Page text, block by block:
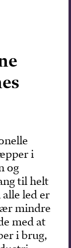
i
og
til helt
led er
mindre
med at
i brug,